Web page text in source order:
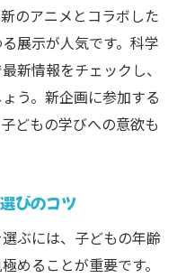
のアニメとコラボした
展示が人気です。科学
新情報をチェックし、
う。新企画に参加する
どもの学びへの意欲も
びのコツ
ぶには、子どもの年齢
めることが重要です。